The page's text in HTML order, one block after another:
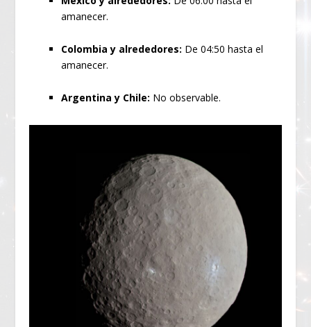
amanecer.
Colombia y alrededores: De 04:50 hasta el
amanecer.
Argentina y Chile: No observable.